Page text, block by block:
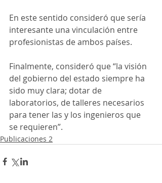
En este sentido consideró que sería
interesante una vinculación entre
profesionistas de ambos países.
Finalmente, consideró que “la visión
del gobierno del estado siempre ha
sido muy clara; dotar de
laboratorios, de talleres necesarios
para tener las y los ingenieros que
se requieren”.
Publicaciones 2